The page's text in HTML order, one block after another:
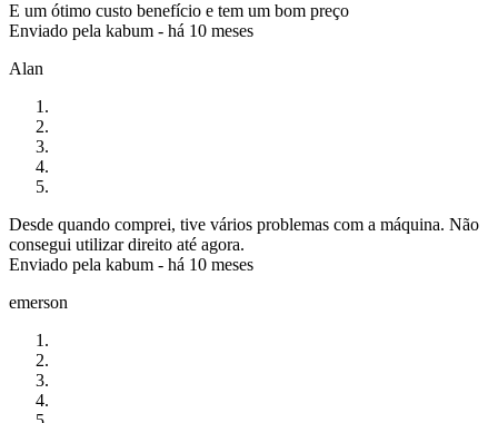
E um ótimo custo benefício e tem um bom preço
Enviado pela kabum - há 10 meses
Alan
Desde quando comprei, tive vários problemas com a máquina. Não
consegui utilizar direito até agora.
Enviado pela kabum - há 10 meses
emerson